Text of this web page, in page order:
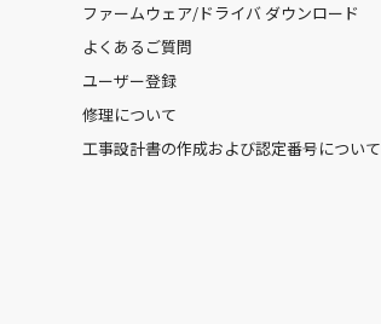
ファームウェア/ドライバ ダウンロード
よくあるご質問
ユーザー登録
修理について
工事設計書の作成および認定番号について